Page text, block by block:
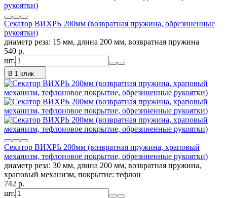
Секатор ВИХРЬ 200мм (возвратная пружина, обрезиненные
рукоятки)
диаметр реза: 15 мм, длина 200 мм, возвратная пружина
540 p.
шт.
В 1 клик
Секатор ВИХРЬ 200мм (возвратная пружина, храповый
механизм, тефлоновое покрытие, обрезиненные рукоятки)
диаметр реза: 30 мм, длина 200 мм, возвратная пружина,
храповый механизм, покрытие: тефлон
742 p.
шт.